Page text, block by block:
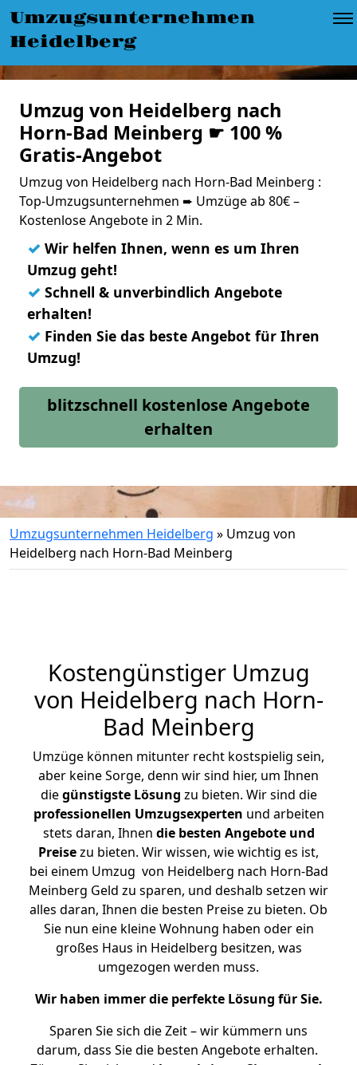
Umzugsunternehmen
Heidelberg
Umzug von Heidelberg nach
Horn-Bad Meinberg ☛ 100 %
Gratis-Angebot
Umzug von Heidelberg nach Horn-Bad Meinberg :
Top-Umzugsunternehmen ➨ Umzüge ab 80€ –
Kostenlose Angebote in 2 Min.
✓ Wir helfen Ihnen, wenn es um Ihren
Umzug geht!
✓ Schnell & unverbindlich Angebote
erhalten!
✓ Finden Sie das beste Angebot für Ihren
Umzug!
blitzschnell kostenlose Angebote
erhalten
Umzugsunternehmen Heidelberg » Umzug von
Heidelberg nach Horn-Bad Meinberg
Kostengünstiger Umzug
von Heidelberg nach Horn-
Bad Meinberg
Umzüge können mitunter recht kostspielig sein,
aber keine Sorge, denn wir sind hier, um Ihnen
diegünstigste Lösung zu bieten. Wir sind die
professionellen Umzugsexperten und arbeiten
stets daran, Ihnen die besten Angebote und
Preisezu bieten. Wir wissen, wie wichtig es ist,
bei einem Umzug von Heidelberg nach Horn-Bad
Meinberg Geld zu sparen, und deshalb setzen wir
alles daran, Ihnen die besten Preise zu bieten. Ob
Sie nun eine kleine Wohnung haben oder ein
großes Haus in Heidelberg besitzen, was
umgezogen werden muss.
Wir haben immer die perfekte Lösung für Sie.
Sparen Sie sich die Zeit – wir kümmern uns
darum, dass Sie die besten Angebote erhalten.